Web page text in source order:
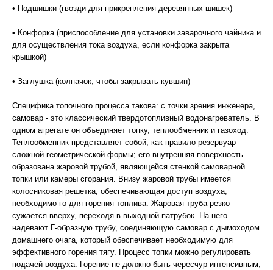
• Подшишки (гвозди для прикрепления деревянных шишек)
• Конфорка (приспособление для установки заварочного чайника и
для осуществления тока воздуха, если конфорка закрыта
крышкой)
• Заглушка (колпачок, чтобы закрывать кувшин)
Специфика топочного процесса такова: с точки зрения инженера,
самовар - это классический твердотопливный водонагреватель. В
одном агрегате он объединяет топку, теплообменник и газоход.
Теплообменник представляет собой, как правило резервуар
сложной геометрической формы; его внутренняя поверхность
образована жаровой трубой, являющейся стенкой самоварной
топки или камеры сгорания. Внизу жаровой трубы имеется
колосниковая решетка, обеспечивающая доступ воздуха,
необходимо го для горения топлива. Жаровая труба резко
сужается вверху, переходя в выходной патрубок. На него
надевают Г-образную трубу, соединяющую самовар с дымоходом
домашнего очага, который обеспечивает необходимую для
эффективного горения тягу. Процесс топки можно регулировать
подачей воздуха. Горение не должно быть чересчур интенсивным,